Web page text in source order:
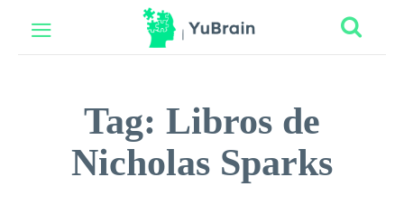
Tag: Libros de
Nicholas Sparks